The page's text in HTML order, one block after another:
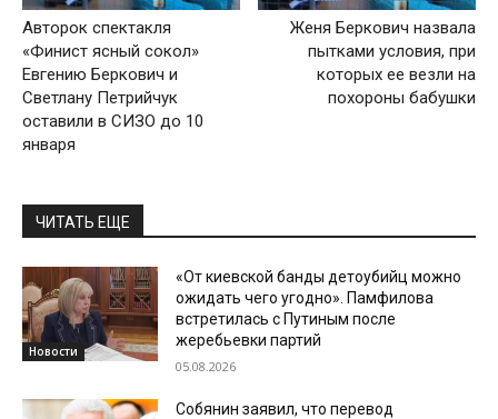
Авторок спектакля
«Финист ясный сокол»
Евгению Беркович и
Светлану Петрийчук
оставили в СИЗО до 10
января
Женя Беркович назвала
пытками условия, при
которых ее везли на
похороны бабушки
ЧИТАТЬ ЕЩЕ
Новости
«От киевской банды детоубийц можно
ожидать чего угодно». Памфилова
встретилась с Путиным после
жеребьевки партий
05.08.2026
Собянин заявил, что перевод